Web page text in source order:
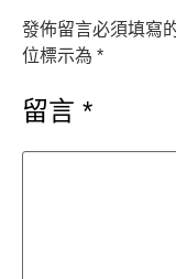
發佈留言必須填寫
位標示為 *
留言 *